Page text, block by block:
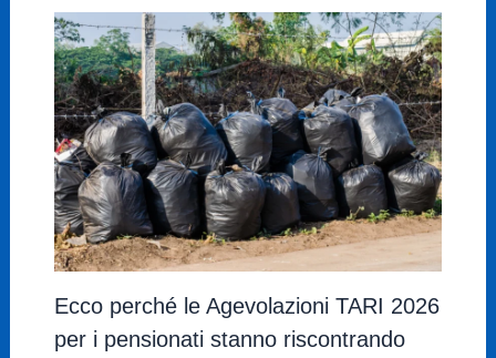
Ecco perché le Agevolazioni TARI 2026
per i pensionati stanno riscontrando